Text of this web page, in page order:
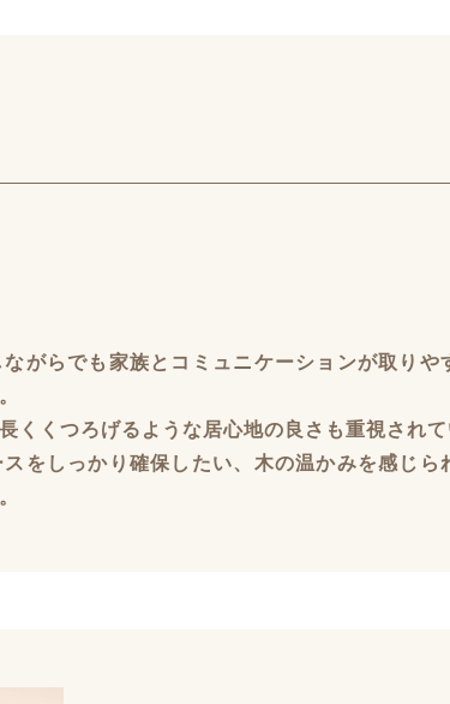
がらでも家族とコミュニケーションが取り
くくつろげるような居心地の良さも重視されて
をしっかり確保したい、木の温かみを感じら